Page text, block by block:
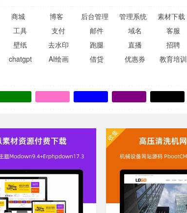
商城 博客 后台管理 管理系统 素材下载
工具 支付 邮件 域名 客服
壁纸 去水印 跑腿 直播 招聘
chatgpt AI绘画 借贷 优惠券 教育培训
收集